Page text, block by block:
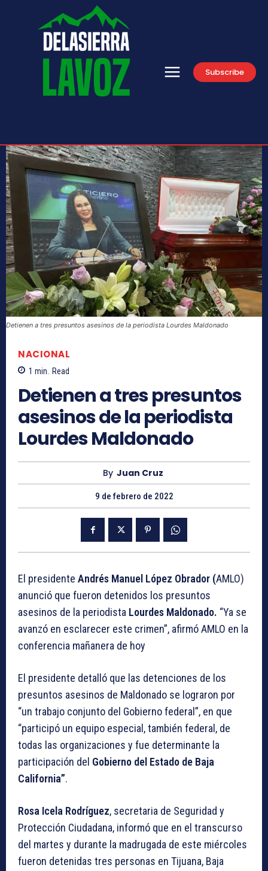
Subscribe
Detienen a tres presuntos asesinos de la periodista Lourdes Maldonado
NACIONAL
1 min. Read
Detienen a tres presuntos
asesinos de la periodista
Lourdes Maldonado
By Juan Cruz
9 de febrero de 2022
El presidente Andrés Manuel López Obrador (AMLO)
anunció que fueron detenidos los presuntos
asesinos de la periodista Lourdes Maldonado. “Ya se
avanzó en esclarecer este crimen”, afirmó AMLO en la
conferencia mañanera de hoy
El presidente detalló que las detenciones de los
presuntos asesinos de Maldonado se lograron por
“un trabajo conjunto del Gobierno federal”, en que
“participó un equipo especial, también federal, de
todas las organizaciones y fue determinante la
participación del Gobierno del Estado de Baja
California”.
Rosa Icela Rodríguez, secretaria de Seguridad y
Protección Ciudadana, informó que en el transcurso
del martes y durante la madrugada de este miércoles
fueron detenidas tres personas en Tijuana, Baja